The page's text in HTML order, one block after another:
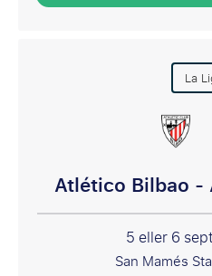
La
Atlético Bilbao
5 eller 6
San Mamés